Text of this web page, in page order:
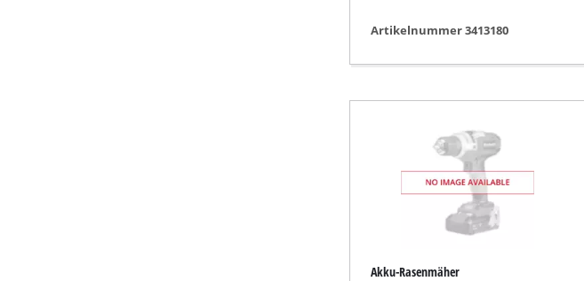
Wand- / Bodenschleifer
Sonstige Schleifmaschinen
Schleif- / Gravur-Werkzeuge
Benzin-Vertikutierer
Hand-Vertikutierer
Akku-Kettensägen
Artikelnummer 3413180
Akku-Rasenmäher